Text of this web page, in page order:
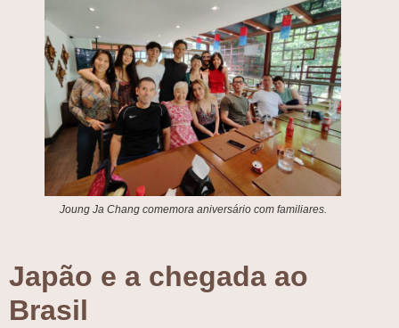
Joung Ja Chang comemora aniversário com familiares.
Japão e a chegada ao
Brasil